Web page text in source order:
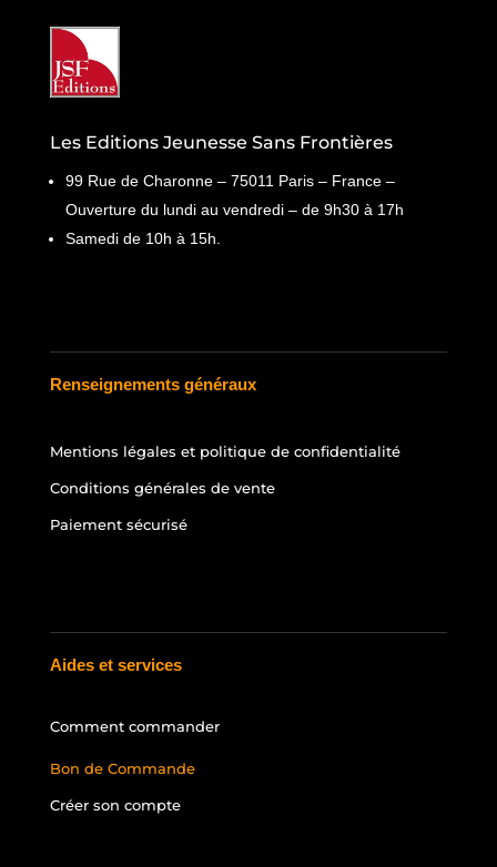
Les Editions Jeunesse Sans Frontières
99 Rue de Charonne – 75011 Paris – France –
Ouverture du lundi au vendredi – de 9h30 à 17h
Samedi de 10h à 15h.
Renseignements généraux
Mentions légales et politique de confidentialité
Conditions générales de vente
Paiement sécurisé
Aides et services
Comment commander
Bon de Commande
Créer son compte